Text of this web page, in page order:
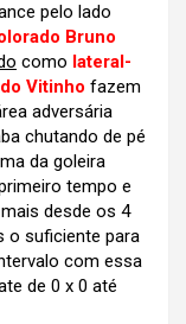
pelo lado
Bruno
como lateral-
Vitinho fazem
adversária
chutando de pé
da goleira
tempo e
desde os 4
o suficiente para
com essa
de 0 x 0 até